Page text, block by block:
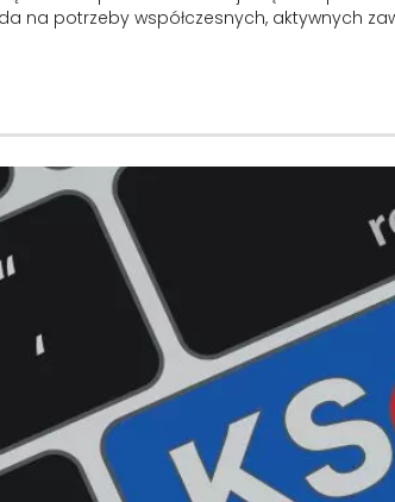
na potrzeby współczesnych, aktywnych